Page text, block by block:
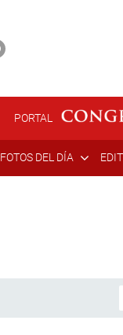
PORTAL
FOTOS DEL DÍA